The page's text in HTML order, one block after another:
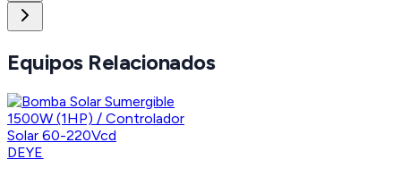
Equipos Relacionados
DEYE